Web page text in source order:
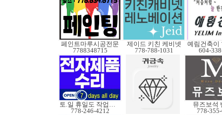
페인트마루시공전문
7788348715
제이드 키친 케비넷
778-788-1031
604-
토.일 휴일도 작업가능
778-246-4212
뮤즈보석
778-